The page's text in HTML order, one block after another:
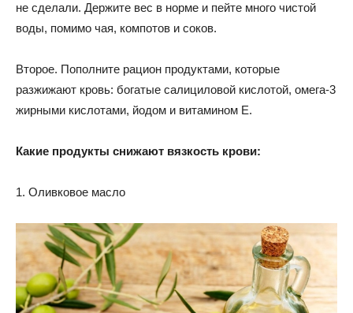
не сделали. Держите вес в норме и пейте много чистой
воды, помимо чая, компотов и соков.
Второе. Пополните рацион продуктами, которые
разжижают кровь: богатые салициловой кислотой, омега-3
жирными кислотами, йодом и витамином Е.
Какие продукты снижают вязкость крови:
1. Оливковое масло